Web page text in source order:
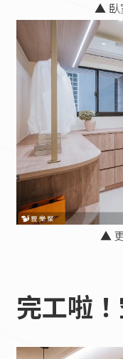
▲ 臥
▲
完工啦